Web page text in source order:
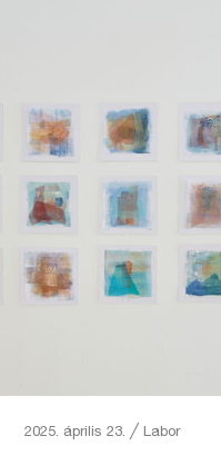
2025. április 23.╱ Labor